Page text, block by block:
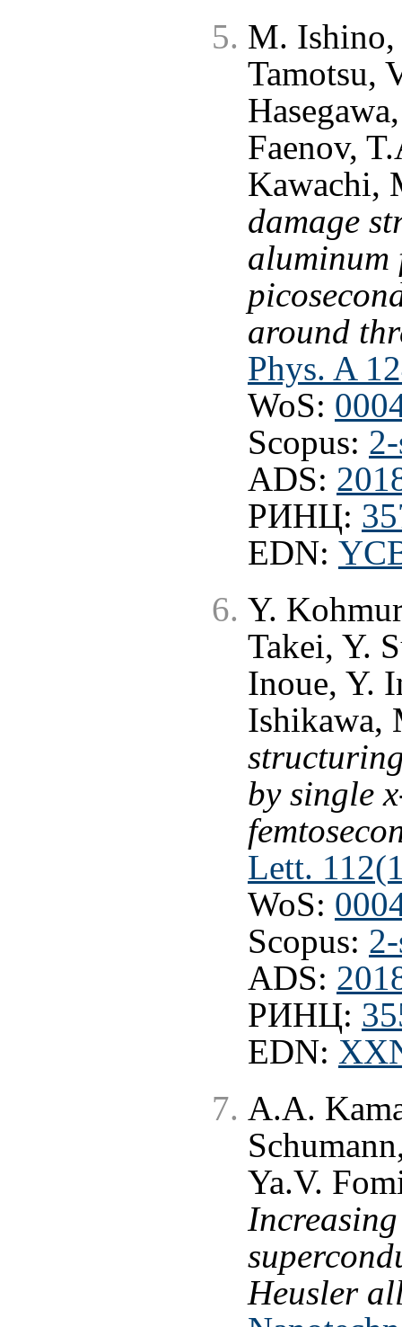
M. Ishino,
Tamotsu,
Faenov,
Kawachi,
damage
aluminum
around
Phys. A
WoS:
Scopus:
ADS:
РИНЦ:
EDN:
Y.
Takei, Y.
Inoue, Y.
Ishikawa,
by single
Lett.
WoS:
Scopus:
ADS:
РИНЦ:
EDN:
A.A.
Ya.V.
Heusler